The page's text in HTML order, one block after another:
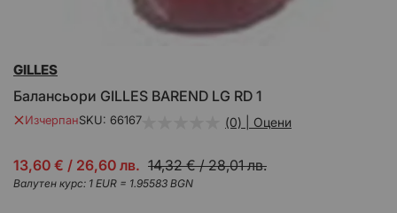
към
на
галерия
Балансьори GILLES BAREND LG RD 1
GILLES
ИзчерпанSKU 66167 (0) | Оцени
Промо
цена
13,60 € / 26,60 лв. 14,32 €/28,01 лв.
Валутен курс: 1 EUR = 1.95583 BGN